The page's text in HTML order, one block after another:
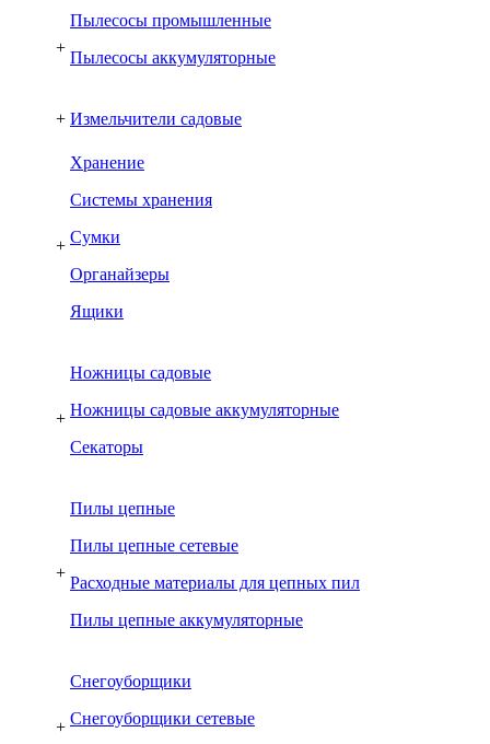
+
Пылесосы промышленные
Пылесосы аккумуляторные
+ Измельчители садовые
+
Хранение
Системы хранения
Сумки
Органайзеры
Ящики
+
Ножницы садовые
Ножницы садовые аккумуляторные
Секаторы
+
Пилы цепные
Пилы цепные сетевые
Расходные материалы для цепных пил
Пилы цепные аккумуляторные
+
Снегоуборщики
Снегоуборщики сетевые